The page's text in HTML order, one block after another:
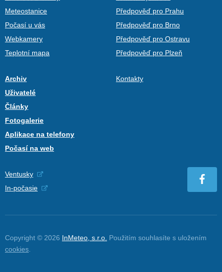
Meteostanice
Počasí u vás
Webkamery
Teplotní mapa
Předpověď pro Prahu
Předpověď pro Brno
Předpověď pro Ostravu
Předpověď pro Plzeň
Archiv
Uživatelé
Články
Fotogalerie
Aplikace na telefony
Počasí na web
Kontakty
Ventusky
In-počasie
Copyright © 2026 InMeteo, s.r.o. Použitím souhlasíte s uložením
cookies